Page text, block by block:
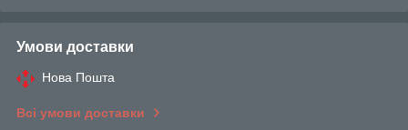
Умови доставки
Нова Пошта
Всі умови доставки